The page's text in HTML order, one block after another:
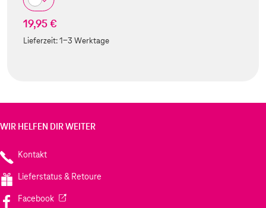
19,95 €
Lieferzeit:1-3 Werktage
WIR HELFEN DIR WEITER
Kontakt
Lieferstatus & Retoure
Facebook(Wird in einem neuen Tab geöffnet)